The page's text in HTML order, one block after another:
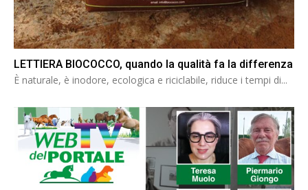
LETTIERA BIOCOCCO, quando la qualità fa la differenza
È naturale, è inodore, ecologica e riciclabile, riduce i tempi di...